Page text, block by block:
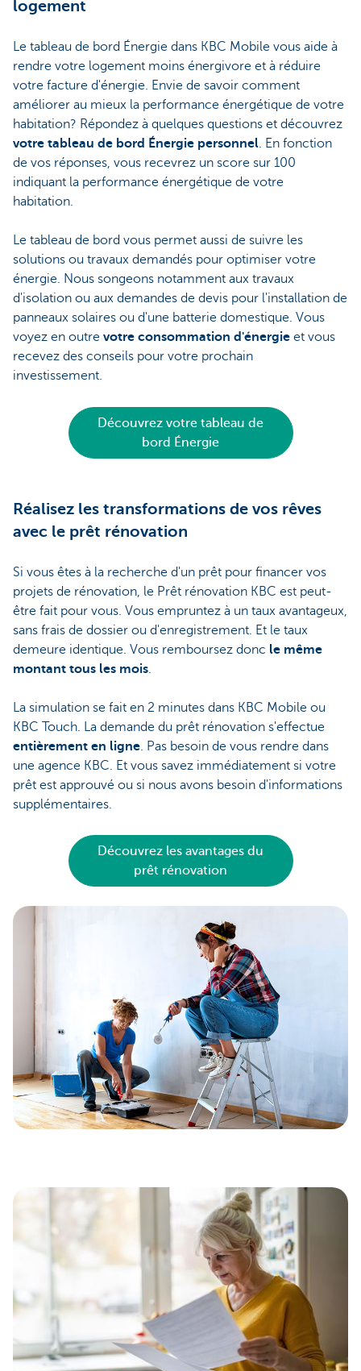
logement
Le tableau de bord Énergie dans KBC Mobile vous aide à
rendre votre logement moins énergivore et à réduire
votre facture d'énergie. Envie de savoir comment
améliorer au mieux la performance énergétique de votre
habitation? Répondez à quelques questions et découvrez
votre tableau de bord Énergie personnel. En fonction
de vos réponses, vous recevrez un score sur 100
indiquant la performance énergétique de votre
habitation.
Le tableau de bord vous permet aussi de suivre les
solutions ou travaux demandés pour optimiser votre
énergie. Nous songeons notamment aux travaux
d'isolation ou aux demandes de devis pour l'installation de
panneaux solaires ou d'une batterie domestique. Vous
voyez en outre votre consommation d'énergie et vous
recevez des conseils pour votre prochain
investissement.
Découvrez votre tableau de
bord Énergie
Réalisez les transformations de vos rêves
avec le prêt rénovation
Si vous êtes à la recherche d'un prêt pour financer vos
projets de rénovation, le Prêt rénovation KBC est peut-
être fait pour vous. Vous empruntez à un taux avantageux,
sans frais de dossier ou d'enregistrement. Et le taux
demeure identique. Vous remboursez donc le même
montant tous les mois.
La simulation se fait en 2 minutes dans KBC Mobile ou
KBC Touch. La demande du prêt rénovation s'effectue
entièrement en ligne. Pas besoin de vous rendre dans
une agence KBC. Et vous savez immédiatement si votre
prêt est approuvé ou si nous avons besoin d'informations
supplémentaires.
Découvrez les avantages du
prêt rénovation